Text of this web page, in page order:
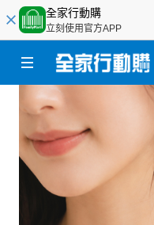
全家行動購
立刻使用官方APP